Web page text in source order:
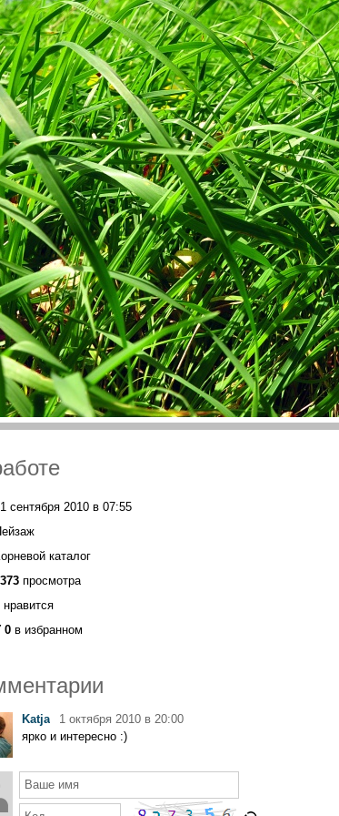
сентября 2010 в 07:55
каталог
просмотра
нравится
0 в избранном
Katja
1 октября 2010 в 20:00
ярко и интересно :)
Ваше имя